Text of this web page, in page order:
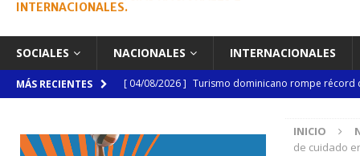
INTERNACIONALES.
SOCIALES NACIONALES INTERNACIONALES
MÁS RECIENTES [ 03/08/2026 ] Camarón convierte a Sánchez en
NACIONALES
INICIO
de cuidado